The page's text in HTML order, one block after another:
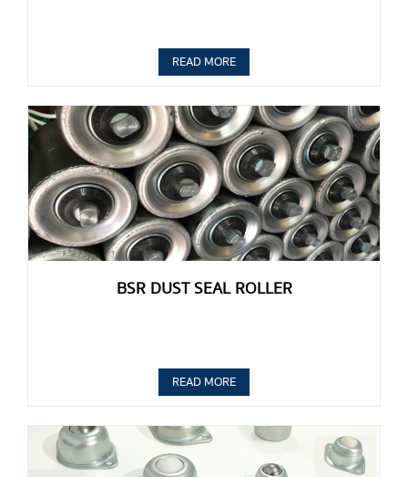
READ MORE
BSR DUST SEAL ROLLER
READ MORE